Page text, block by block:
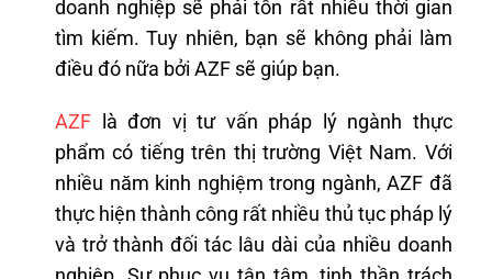
doanh nghiệp sẽ phải tốn rất nhiều thời gian
tìm kiếm. Tuy nhiên, bạn sẽ không phải làm
điều đó nữa bởi AZF sẽ giúp bạn.
AZFlà đơn vị tư vấn pháp lý ngành thực
phẩm có tiếng trên thị trường Việt Nam. Với
nhiều năm kinh nghiệm trong ngành, AZF đã
thực hiện thành công rất nhiều thủ tục pháp lý
và trở thành đối tác lâu dài của nhiều doanh